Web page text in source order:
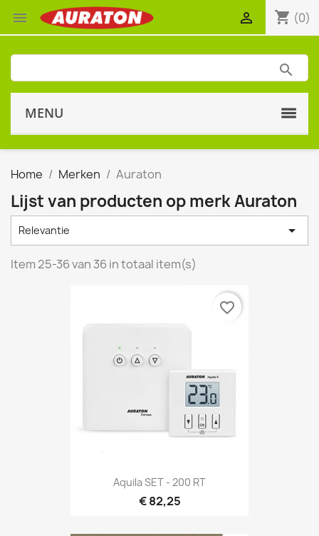
 shopping_cart (0)

MENU
Home Merken Auraton
Lijst van producten op merk Auraton
Relevantie 
Item 25-36 van 36 in totaal item(s)
Aquila SET - 200 RT
€ 82,25
favorite_border